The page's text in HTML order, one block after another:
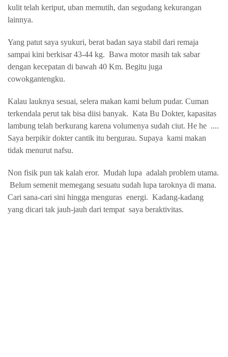
kulit telah keriput, uban memutih, dan segudang kekurangan
lainnya.
Yang patut saya syukuri, berat badan saya stabil dari remaja
sampai kini berkisar 43-44 kg. Bawa motor masih tak sabar
dengan kecepatan di bawah 40 Km. Begitu juga
cowokgantengku.
Kalau lauknya sesuai, selera makan kami belum pudar. Cuman
terkendala perut tak bisa diisi banyak. Kata Bu Dokter, kapasitas
lambung telah berkurang karena volumenya sudah ciut. He he ....
Saya berpikir dokter cantik itu bergurau. Supaya kami makan
tidak menurut nafsu.
Non fisik pun tak kalah eror. Mudah lupa adalah problem utama.
Belum semenit memegang sesuatu sudah lupa taroknya di mana.
Cari sana-cari sini hingga menguras energi. Kadang-kadang
yang dicari tak jauh-jauh dari tempat saya beraktivitas.